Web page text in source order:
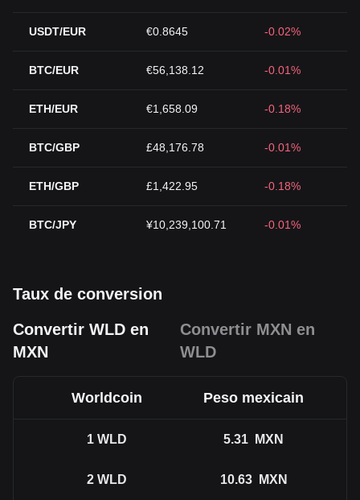
USDT/EUR €0.8645 -0.02%
BTC/EUR €56,138.12 -0.01%
ETH/EUR €1,658.09 -0.18%
BTC/GBP £48,176.78 -0.01%
ETH/GBP £1,422.95 -0.18%
BTC/JPY ¥10,239,100.71 -0.01%
Taux de conversion
Convertir WLD en
MXN
Convertir MXN en
WLD
Worldcoin Peso mexicain
1 WLD 5.31 MXN
2 WLD 10.63 MXN